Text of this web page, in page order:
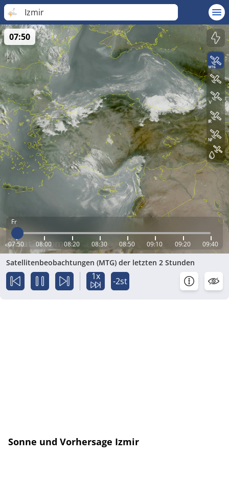
Izmir
Fr
07:50 08:00 08:20 08:30 08:50 09:10 09:20 09:40
07:50
Satellitenbeobachtungen (MTG) der letzten 2 Stunden
1x -2st
Sonne und Vorhersage Izmir